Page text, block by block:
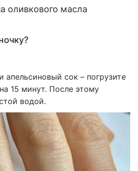
оливкового масла
апельсиновый сок – погрузите
15 минут. После этому
водой.